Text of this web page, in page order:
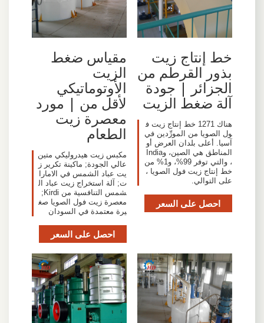
خط إنتاج زيت
بذور القرطم من
الجزائر | جودة
آلة ضغط الزيت
هناك 1271 خط إنتاج زيت ف
ول الصويا من المورِّدين في
آسيا. أعلى بلدان العرض أو
المناطق هي الصين، وIndia
، والتي توفر 99%، و1% من
خط إنتاج زيت فول الصويا ،
على التوالي.
احصل على السعر
مقياس ضغط
الزيت
الأوتوماتيكي
لأقل من | مورد
معصرة زيت
الطعام
مكبس زيت هيدروليكي متين
عالي الجودة; ماكينة تكرير ز
يت عباد الشمس في الامارا
ت; آلة استخراج زيت عباد ال
شمس التنافسية من Kirdi;
معصرة زيت فول الصويا صغ
يرة معتمدة في السودان
احصل على السعر